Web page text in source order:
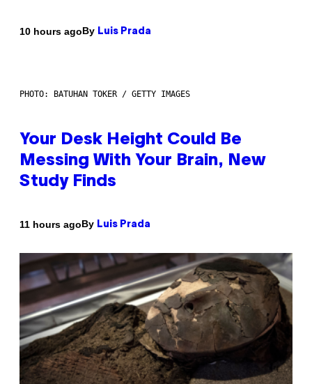
10 hours agoBy Luis Prada
PHOTO: BATUHAN TOKER / GETTY IMAGES
Your Desk Height Could Be
Messing With Your Brain, New
Study Finds
11 hours agoBy Luis Prada